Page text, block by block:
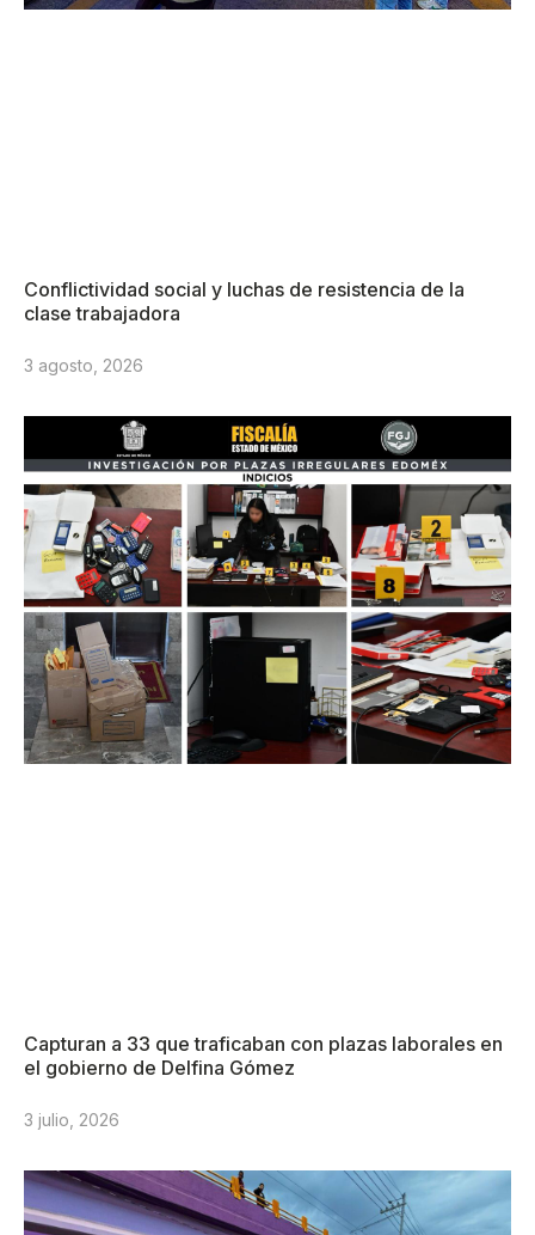
Conflictividad social y luchas de resistencia de la
clase trabajadora
3 agosto, 2026
Capturan a 33 que traficaban con plazas laborales en
el gobierno de Delfina Gómez
3 julio, 2026